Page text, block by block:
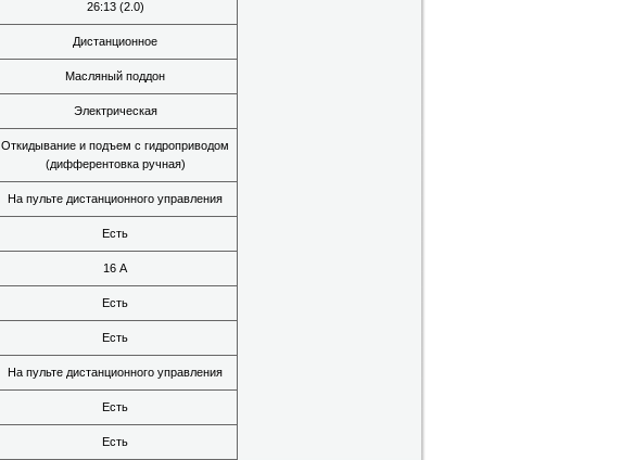
26:13 (2.0)
Дистанционное
Масляный поддон
Электрическая
Откидывание и подъем с гидроприводом
(дифферентовка ручная)
На пульте дистанционного управления
Есть
16 А
Есть
Есть
На пульте дистанционного управления
Есть
Есть